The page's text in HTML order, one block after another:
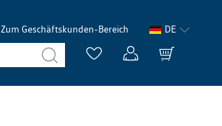
Zum Geschäftskunden-Bereich DE